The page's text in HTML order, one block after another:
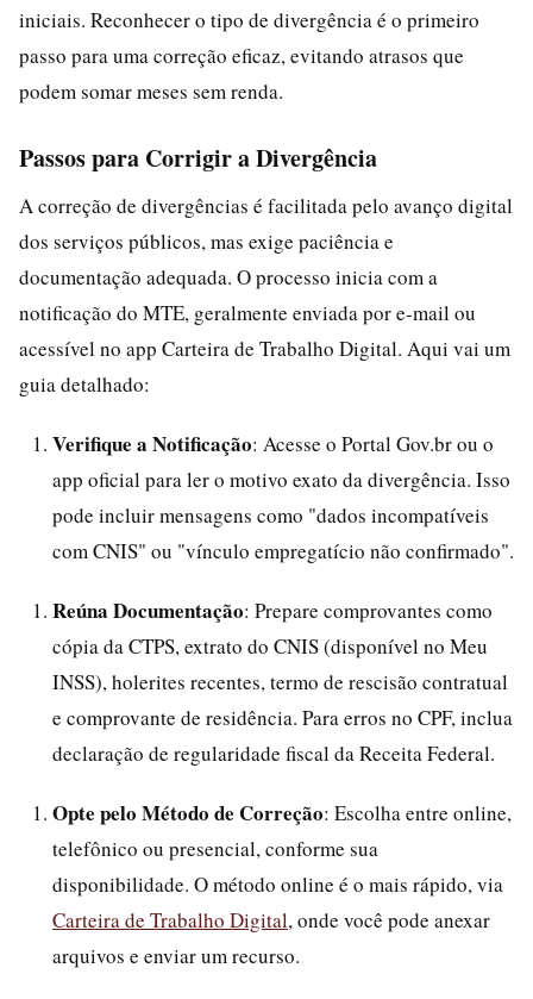
iniciais. Reconhecer o tipo de divergência é o primeiro
passo para uma correção eficaz, evitando atrasos que
podem somar meses sem renda.
Passos para Corrigir a Divergência
A correção de divergências é facilitada pelo avanço digital
dos serviços públicos, mas exige paciência e
documentação adequada. O processo inicia com a
notificação do MTE, geralmente enviada por e-mail ou
acessível no app Carteira de Trabalho Digital. Aqui vai um
guia detalhado:
Verifique a Notificação: Acesse o Portal Gov.br ou o
app oficial para ler o motivo exato da divergência. Isso
pode incluir mensagens como "dados incompatíveis
com CNIS" ou "vínculo empregatício não confirmado".
Reúna Documentação: Prepare comprovantes como
cópia da CTPS, extrato do CNIS (disponível no Meu
INSS), holerites recentes, termo de rescisão contratual
e comprovante de residência. Para erros no CPF, inclua
declaração de regularidade fiscal da Receita Federal.
Opte pelo Método de Correção: Escolha entre online,
telefônico ou presencial, conforme sua
disponibilidade. O método online é o mais rápido, via
Carteira de Trabalho Digital, onde você pode anexar
arquivos e enviar um recurso.